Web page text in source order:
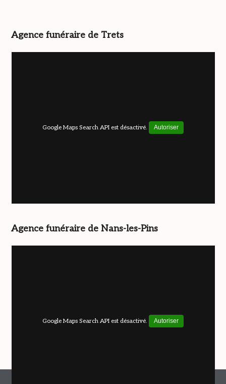
Agence funéraire de Trets
Google Maps Search API est désactivé. Autoriser
Agence funéraire de Nans-les-Pins
Google Maps Search API est désactivé. Autoriser